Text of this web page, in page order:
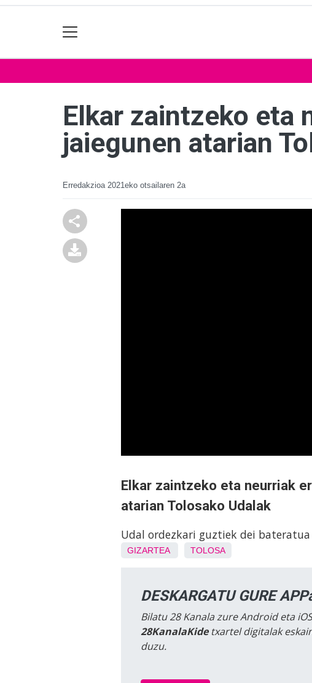
Elkar zaintzeko eta
jaiegunen atarian
Erredakzioa 2021eko otsailaren 2a
Elkar zaintzeko eta neurriak
atarian Tolosako Udalak
Udal ordezkari guztiek dei
GIZARTEA TOLOSA
DESKARGATU GURE
Bilatu 28 Kanala zure Android eta
28KanalaKidetxartel digitalak
duzu.